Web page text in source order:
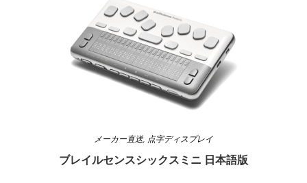
メーカー直送, 点字ディスプレイ
ブレイルセンスシックスミニ 日本語版